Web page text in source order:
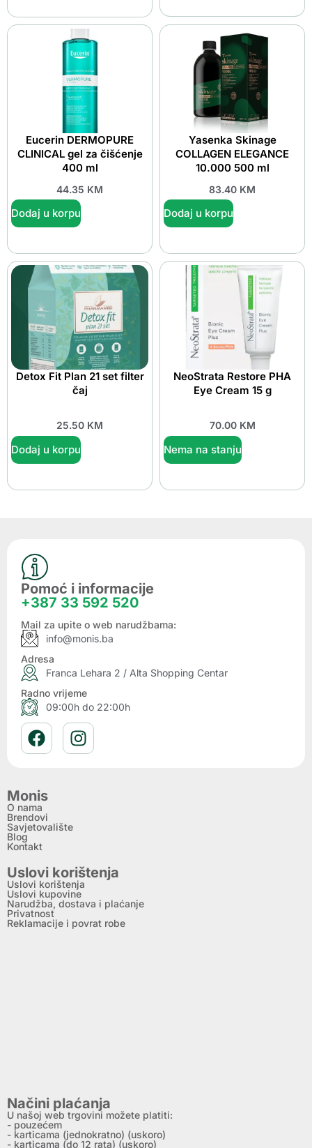
Eucerin DERMOPURE
CLINICAL gel za čišćenje
400 ml
44.35 KM
Dodaj u korpu
Yasenka Skinage
COLLAGEN ELEGANCE
10.000 500 ml
83.40 KM
Dodaj u korpu
Detox Fit Plan 21 set filter
čaj
25.50 KM
Dodaj u korpu
NeoStrata Restore PHA
Eye Cream 15 g
70.00 KM
Nema na stanju
Pomoć i informacije
+387 33 592 520
Mail za upite o web narudžbama:
info@monis.ba
Adresa
Franca Lehara 2 / Alta Shopping Centar
Radno vrijeme
09:00h do 22:00h
Monis
O nama
Brendovi
Savjetovalište
Blog
Kontakt
Uslovi korištenja
Uslovi korištenja
Uslovi kupovine
Narudžba, dostava i plaćanje
Privatnost
Reklamacije i povrat robe
Načini plaćanja
U našoj web trgovini možete platiti:
- pouzećem
- karticama (jednokratno) (uskoro)
- karticama (do 12 rata) (uskoro)